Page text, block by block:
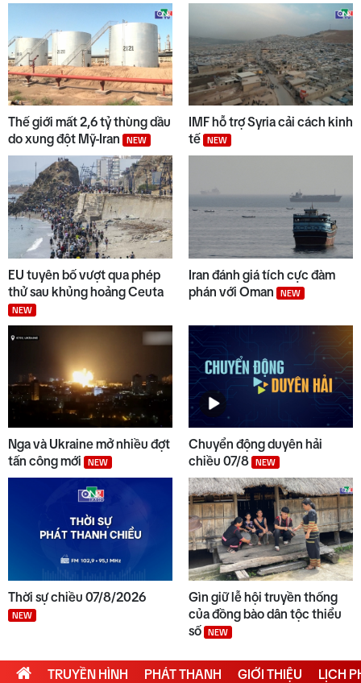
6
Quảng Ngãi ngày mới 07/8
7
Từ 14/8, lưu thông trên cao tốc
Quảng Ngãi - Hoài Nhơn sẽ thu
phí
8
Quyết liệt tháo gỡ các dự án tồn
đọng, kéo dài
9
Đẩy nhanh tiến độ các dự án
trọng điểm
10
Thời sự sáng 07/8/2026
Thế giới mất 2,6 tỷ thùng dầu
do xung đột Mỹ-Iran
NEW
IMF hỗ trợ Syria cải cách kinh
tế
NEW
EU tuyên bố vượt qua phép
thử sau khủng hoảng Ceuta
NEW
Iran đánh giá tích cực đàm
phán với Oman
NEW
Nga và Ukraine mở nhiều đợt
tấn công mới
NEW
Chuyển động duyên hải
chiều 07/8
NEW
Thời sự chiều 07/8/2026
NEW
Gìn giữ lễ hội truyền thống
của đồng bào dân tộc thiểu
số
NEW
TRUYỀN HÌNH PHÁT THANH GIỚI THIỆU LỊCH